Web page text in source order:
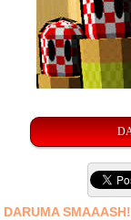
DARUMA